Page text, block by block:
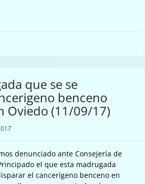
que se se
benceno
Oviedo (11/09/17)
denunciado ante Consejería de
el que esta madrugada
el cancerígeno benceno en